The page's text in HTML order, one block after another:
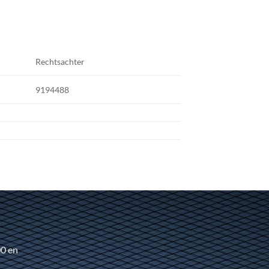
Rechtsachter
9194488
en